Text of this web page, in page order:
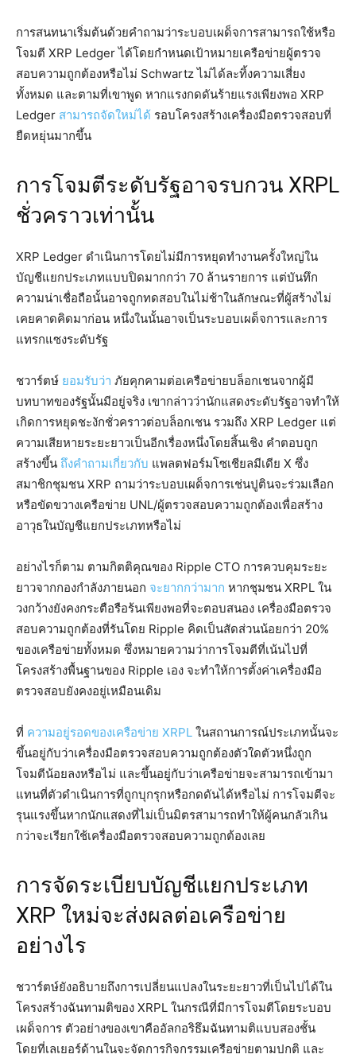
การสนทนาเริ่มต้นด้วยคำถามว่าระบอบเผด็จการสามารถใช้หรือ
โจมตี XRP Ledger ได้โดยกำหนดเป้าหมายเครือข่ายผู้ตรวจ
สอบความถูกต้องหรือไม่ Schwartz ไม่ได้ละทิ้งความเสี่ยง
ทั้งหมด และตามที่เขาพูด หากแรงกดดันร้ายแรงเพียงพอ XRP
Ledger สามารถจัดใหม่ได้ รอบโครงสร้างเครื่องมือตรวจสอบที่
ยืดหยุ่นมากขึ้น
การโจมตีระดับรัฐอาจรบกวน XRPL
ชั่วคราวเท่านั้น
XRP Ledger ดำเนินการโดยไม่มีการหยุดทำงานครั้งใหญ่ใน
บัญชีแยกประเภทแบบปิดมากกว่า 70 ล้านรายการ แต่บันทึก
ความน่าเชื่อถือนั้นอาจถูกทดสอบในไม่ช้าในลักษณะที่ผู้สร้างไม่
เคยคาดคิดมาก่อน หนึ่งในนั้นอาจเป็นระบอบเผด็จการและการ
แทรกแซงระดับรัฐ
ชวาร์ตษ์ ยอมรับว่า ภัยคุกคามต่อเครือข่ายบล็อกเชนจากผู้มี
บทบาทของรัฐนั้นมีอยู่จริง เขากล่าวว่านักแสดงระดับรัฐอาจทำให้
เกิดการหยุดชะงักชั่วคราวต่อบล็อกเชน รวมถึง XRP Ledger แต่
ความเสียหายระยะยาวเป็นอีกเรื่องหนึ่งโดยสิ้นเชิง คำตอบถูก
สร้างขึ้น ถึงคำถามเกี่ยวกับ แพลตฟอร์มโซเชียลมีเดีย X ซึ่ง
สมาชิกชุมชน XRP ถามว่าระบอบเผด็จการเช่นปูตินจะร่วมเลือก
หรือขัดขวางเครือข่าย UNL/ผู้ตรวจสอบความถูกต้องเพื่อสร้าง
อาวุธในบัญชีแยกประเภทหรือไม่
อย่างไรก็ตาม ตามกิตติคุณของ Ripple CTO การควบคุมระยะ
ยาวจากกองกำลังภายนอก จะยากกว่ามาก หากชุมชน XRPL ใน
วงกว้างยังคงกระตือรือร้นเพียงพอที่จะตอบสนอง เครื่องมือตรวจ
สอบความถูกต้องที่รันโดย Ripple คิดเป็นสัดส่วนน้อยกว่า 20%
ของเครือข่ายทั้งหมด ซึ่งหมายความว่าการโจมตีที่เน้นไปที่
โครงสร้างพื้นฐานของ Ripple เอง จะทำให้การตั้งค่าเครื่องมือ
ตรวจสอบยังคงอยู่เหมือนเดิม
ที่ ความอยู่รอดของเครือข่าย XRPL ในสถานการณ์ประเภทนั้นจะ
ขึ้นอยู่กับว่าเครื่องมือตรวจสอบความถูกต้องตัวใดตัวหนึ่งถูก
โจมตีน้อยลงหรือไม่ และขึ้นอยู่กับว่าเครือข่ายจะสามารถเข้ามา
แทนที่ตัวดำเนินการที่ถูกบุกรุกหรือกดดันได้หรือไม่ การโจมตีจะ
รุนแรงขึ้นหากนักแสดงที่ไม่เป็นมิตรสามารถทำให้ผู้คนกลัวเกิน
กว่าจะเรียกใช้เครื่องมือตรวจสอบความถูกต้องเลย
การจัดระเบียบบัญชีแยกประเภท
XRP ใหม่จะส่งผลต่อเครือข่าย
อย่างไร
ชวาร์ตษ์ยังอธิบายถึงการเปลี่ยนแปลงในระยะยาวที่เป็นไปได้ใน
โครงสร้างฉันทามติของ XRPL ในกรณีที่มีการโจมตีโดยระบอบ
เผด็จการ ตัวอย่างของเขาคืออัลกอริธึมฉันทามติแบบสองชั้น
โดยที่เลเยอร์ด้านในจะจัดการกิจกรรมเครือข่ายตามปกติ และ